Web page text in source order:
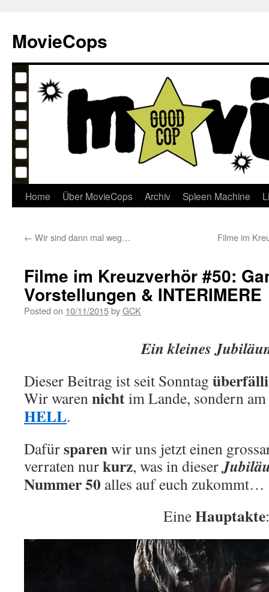
content
MovieCops
Home Über MovieCops Archiv Spleen Machine
← Wir sind dann mal weg… Filme im
Filme im Kreuzverhör #50:
Vorstellungen & INTERIMERE
Posted on 10/11/2015byGCK
Ein kleines
Dieser Beitrag ist seit Sonntag
Wir warennichtim Lande, sondern am
HELL.
Dafürsparenwir uns jetzt einen
verraten nurkurz, was in dieser
Nummer 50 alles auf euch zukommt…
EineHauptakte: